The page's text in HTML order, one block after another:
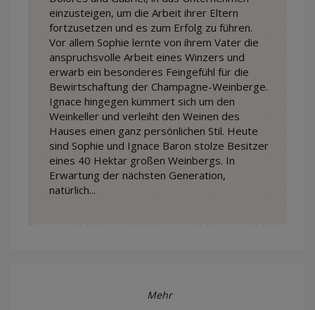
einzusteigen, um die Arbeit ihrer Eltern
fortzusetzen und es zum Erfolg zu führen.
Vor allem Sophie lernte von ihrem Vater die
anspruchsvolle Arbeit eines Winzers und
erwarb ein besonderes Feingefühl für die
Bewirtschaftung der Champagne-Weinberge.
Ignace hingegen kümmert sich um den
Weinkeller und verleiht den Weinen des
Hauses einen ganz persönlichen Stil. Heute
sind Sophie und Ignace Baron stolze Besitzer
eines 40 Hektar großen Weinbergs. In
Erwartung der nächsten Generation,
natürlich...
Mehr